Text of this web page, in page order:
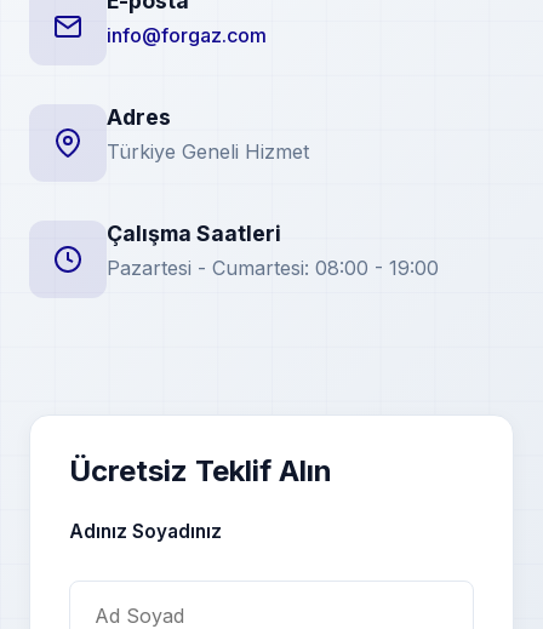
info@forgaz.com
Adres
Türkiye Geneli Hizmet
Çalışma Saatleri
Pazartesi - Cumartesi: 08:00 - 19:00
Ücretsiz Teklif Alın
Adınız Soyadınız